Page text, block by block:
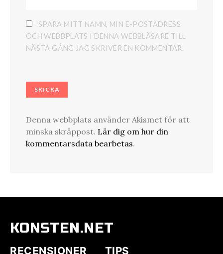
SPARA MITT NAMN, MIN E-POSTADRESS
OCH WEBBPLATS I DENNA WEBBLÄSARE TILL
NÄSTA GÅNG JAG SKRIVER EN KOMMENTAR.
Denna webbplats använder Akismet för att
minska skräppost. Lär dig om hur din
kommentarsdata bearbetas.
KONSTEN.NET
RECENSIONER TIPS